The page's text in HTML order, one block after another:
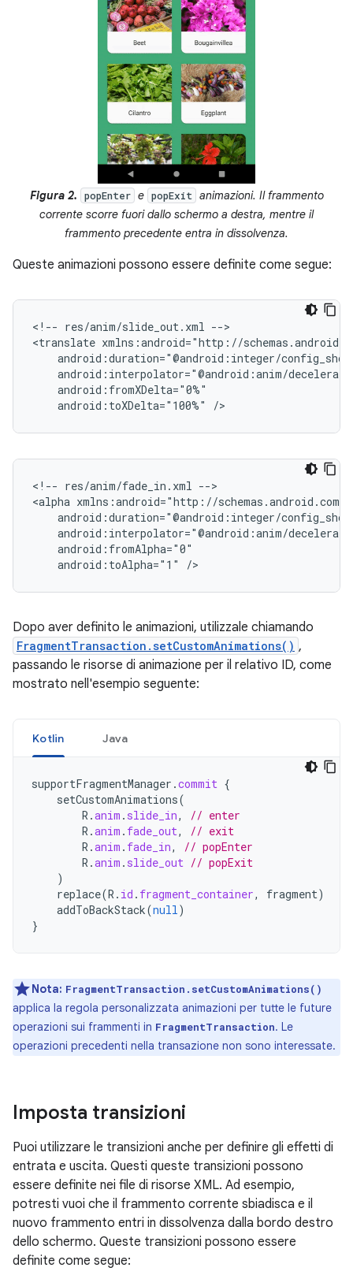
Figura 2. popEnter e popExit
animazioni. Il frammento
corrente scorre fuori dallo schermo a destra, mentre il
frammento precedente entra in dissolvenza.
Queste animazioni possono essere definite come segue:
<!-- res/anim/slide_out.xml -->
<translate
android:toXDelta="100%"
<!-- res/anim/fade_in.xml -->
<alpha
android:toAlpha="1"
Dopo aver definito le animazioni, utilizzale chiamando
FragmentTransaction.setCustomAnimations() ,
passando le risorse di animazione per il relativo ID, come
mostrato nell'esempio seguente:
Kotlin Java
supportFragmentManager .commit {
setCustomAnimations(
R .anim . slide_in,
// enter
R .anim . fade_out,
// exit
R .anim . fade_in,
// popEnter
R .anim . slide_out // popExit
)
replace(R . id . fragment_container, fragment)
addToBackStack(null)
}
Nota: FragmentTransaction.setCustomAnimations()
applica la regola personalizzata animazioni per tutte le future
operazioni sui frammenti in FragmentTransaction. Le
operazioni precedenti nella transazione non sono interessate.
Imposta transizioni
Puoi utilizzare le transizioni anche per definire gli effetti di
entrata e uscita. Questi queste transizioni possono
essere definite nei file di risorse XML. Ad esempio,
potresti vuoi che il frammento corrente sbiadisca e il
nuovo frammento entri in dissolvenza dalla bordo destro
dello schermo. Queste transizioni possono essere
definite come segue: